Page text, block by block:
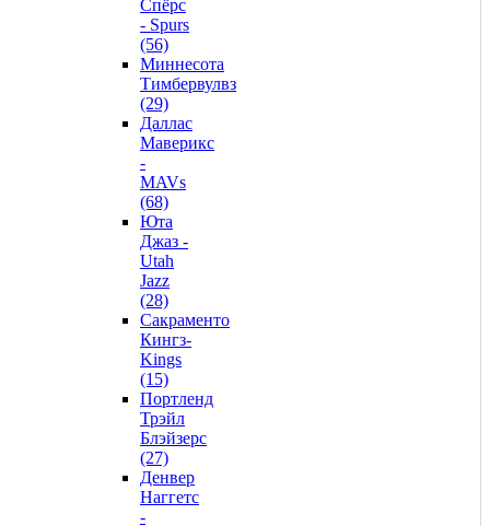
Спёрс
- Spurs
(56)
Миннесота
Тимбервулвз
(29)
Даллас
Маверикс
-
MAVs
(68)
Юта
Джаз -
Utah
Jazz
(28)
Сакраменто
Кингз-
Kings
(15)
Портленд
Трэйл
Блэйзерс
(27)
Денвер
Наггетс
-